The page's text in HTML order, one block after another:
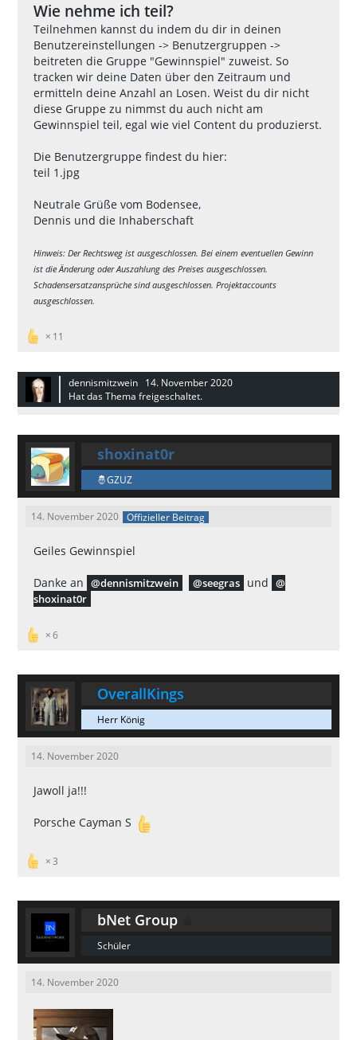
Wie nehme ich teil?
Teilnehmen kannst du indem du dir in deinen
Benutzereinstellungen -> Benutzergruppen ->
beitreten die Gruppe "Gewinnspiel" zuweist. So
tracken wir deine Daten über den Zeitraum und
ermitteln deine Anzahl an Losen. Weist du dir nicht
diese Gruppe zu nimmst du auch nicht am
Gewinnspiel teil, egal wie viel Content du produzierst.
Die Benutzergruppe findest du hier:
teil 1.jpg
Neutrale Grüße vom Bodensee,
Dennis und die Inhaberschaft
Hinweis: Der Rechtsweg ist ausgeschlossen. Bei einem eventuellen Gewinn
ist die Änderung oder Auszahlung des Preises ausgeschlossen.
Schadensersatzansprüche sind ausgeschlossen. Projektaccounts
ausgeschlossen.
11
dennismitzwein 14. November 2020
Hat das Thema freigeschaltet.
shoxinat0r
GZUZ
14. November 2020 Offizieller Beitrag
Geiles Gewinnspiel
Danke an dennismitzwein seegras und
shoxinat0r
6
OverallKings
Herr König
14. November 2020
Jawoll ja!!!
Porsche Cayman S
3
bNet Group
Schüler
14. November 2020